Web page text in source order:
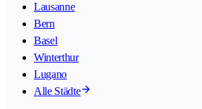
Lausanne
Bern
Basel
Winterthur
Lugano
Alle Städte